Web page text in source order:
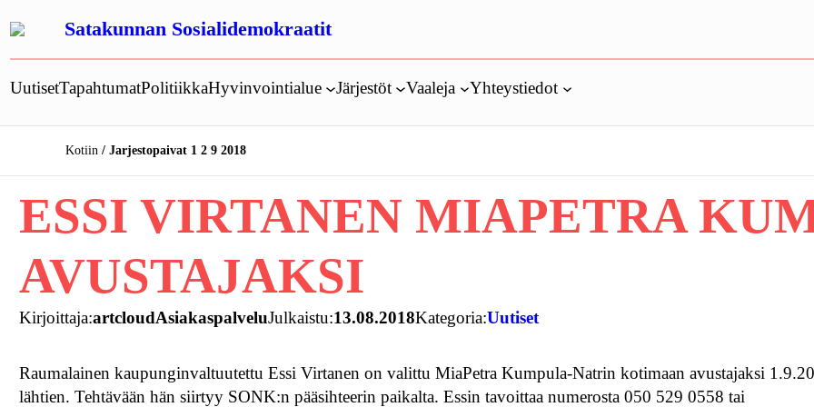
sisältöön
Satakunnan Sosialidemokraatit
UutisetTapahtumatPolitiikkaHyvinvointialue Järjestöt Vaaleja Yhteystiedot
Kotiin Jarjestopaivat 1 2 9 2018
ESSI VIRTANEN MIAPETRA
AVUSTAJAKSI
Kirjoittaja:artcloudAsiakaspalveluJulkaistu:13.08.2018Kategoria:Uutiset
Raumalainen kaupunginvaltuutettu Essi Virtanen on valittu MiaPetra Kumpula-Natrin kotimaan avustajaksi
lähtien. Tehtävään hän siirtyy SONK:n pääsihteerin paikalta. Essin tavoittaa numerosta 050 529 0558 tai